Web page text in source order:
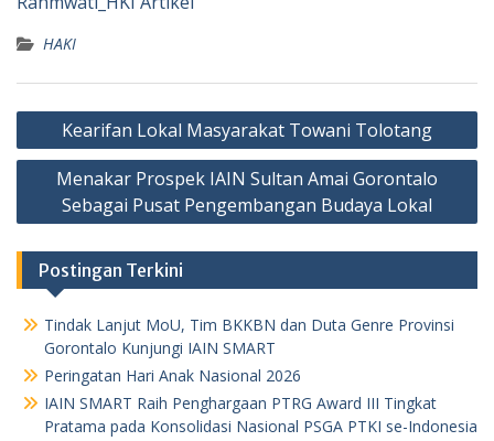
HAKI
Post
navigation
Kearifan Lokal Masyarakat Towani Tolotang
Menakar Prospek IAIN Sultan Amai Gorontalo
Sebagai Pusat Pengembangan Budaya Lokal
Postingan Terkini
Tindak Lanjut MoU, Tim BKKBN dan Duta Genre Provinsi
Gorontalo Kunjungi IAIN SMART
Peringatan Hari Anak Nasional 2026
IAIN SMART Raih Penghargaan PTRG Award III Tingkat
Pratama pada Konsolidasi Nasional PSGA PTKI se-Indonesia